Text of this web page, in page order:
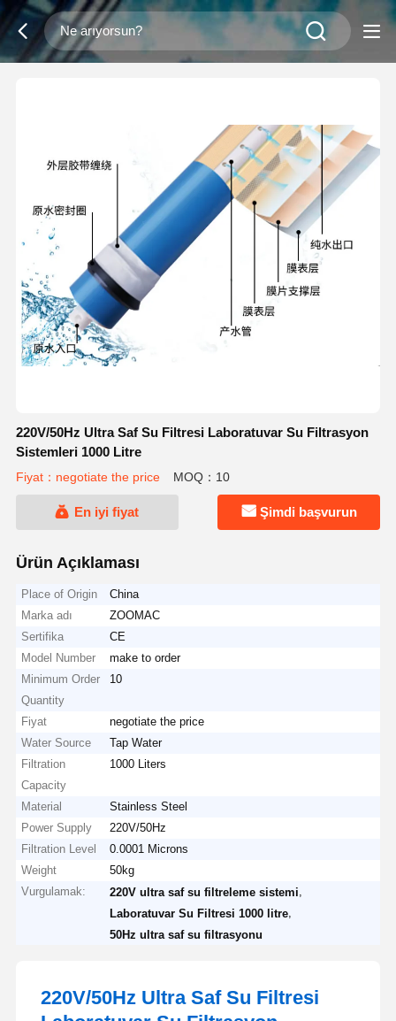
220V/50Hz Ultra Saf Su Filtresi Laboratuvar Su Filtrasyon
Sistemleri 1000 Litre
Fiyat：negotiate the price MOQ：10
En iyi fiyat Şimdi başvurun
Ürün Açıklaması
Place of Origin
China
Marka adı
ZOOMAC
Sertifika
CE
Model Number
make to order
Minimum Order
Quantity
10
Fiyat
negotiate the price
Water Source
Tap Water
Filtration
Capacity
1000 Liters
Material
Stainless Steel
Power Supply
220V/50Hz
Filtration Level
0.0001 Microns
Weight
50kg
Vurgulamak:
220V ultra saf su filtreleme sistemi
Laboratuvar Su Filtresi 1000 litre
50Hz ultra saf su filtrasyonu
220V/50Hz Ultra Saf Su Filtresi